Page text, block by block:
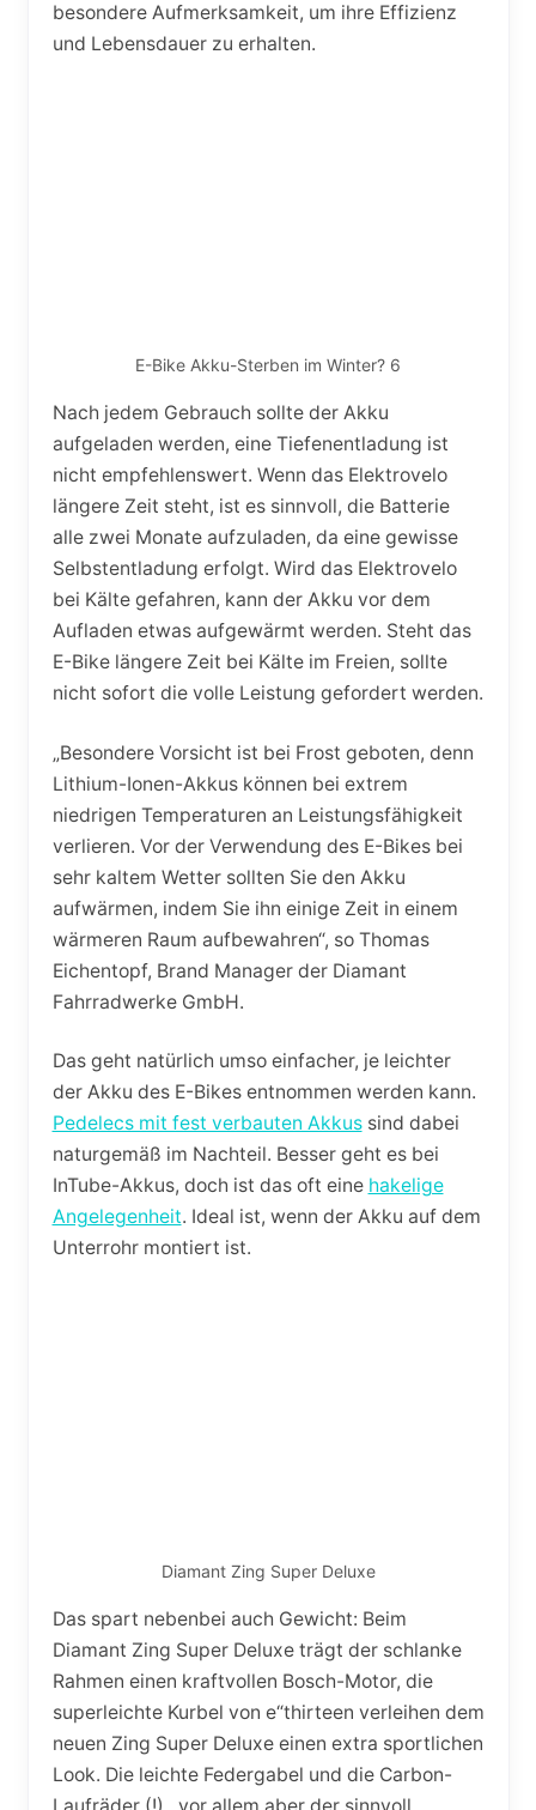
besondere Aufmerksamkeit, um ihre Effizienz
und Lebensdauer zu erhalten.
E-Bike Akku-Sterben im Winter? 6
Nach jedem Gebrauch sollte der Akku
aufgeladen werden, eine Tiefenentladung ist
nicht empfehlenswert. Wenn das Elektrovelo
längere Zeit steht, ist es sinnvoll, die Batterie
alle zwei Monate aufzuladen, da eine gewisse
Selbstentladung erfolgt. Wird das Elektrovelo
bei Kälte gefahren, kann der Akku vor dem
Aufladen etwas aufgewärmt werden. Steht das
E-Bike längere Zeit bei Kälte im Freien, sollte
nicht sofort die volle Leistung gefordert werden.
„Besondere Vorsicht ist bei Frost geboten, denn
Lithium-Ionen-Akkus können bei extrem
niedrigen Temperaturen an Leistungsfähigkeit
verlieren. Vor der Verwendung des E-Bikes bei
sehr kaltem Wetter sollten Sie den Akku
aufwärmen, indem Sie ihn einige Zeit in einem
wärmeren Raum aufbewahren“, so Thomas
Eichentopf, Brand Manager der Diamant
Fahrradwerke GmbH.
Das geht natürlich umso einfacher, je leichter
der Akku des E-Bikes entnommen werden kann.
Pedelecs mit fest verbauten Akkussind dabei
naturgemäß im Nachteil. Besser geht es bei
InTube-Akkus, doch ist das oft eine hakelige
Angelegenheit. Ideal ist, wenn der Akku auf dem
Unterrohr montiert ist.
Diamant Zing Super Deluxe
Das spart nebenbei auch Gewicht: Beim
Diamant Zing Super Deluxe trägt der schlanke
Rahmen einen kraftvollen Bosch-Motor, die
superleichte Kurbel von e“thirteen verleihen dem
neuen Zing Super Deluxe einen extra sportlichen
Look. Die leichte Federgabel und die Carbon-